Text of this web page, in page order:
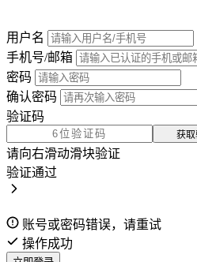
用户名
手机号/邮箱
密码
确认密码
验证码
获
请向右滑动滑块验证
验证通过
账号或密码错误，请重试
操作成功